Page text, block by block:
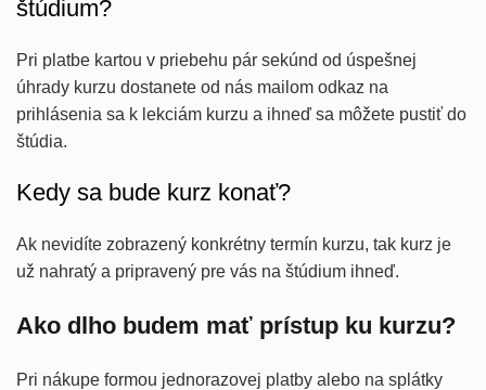
štúdium?
Pri platbe kartou v priebehu pár sekúnd od úspešnej
úhrady kurzu dostanete od nás mailom odkaz na
prihlásenia sa k lekciám kurzu a ihneď sa môžete pustiť do
štúdia.
Kedy sa bude kurz konať?
Ak nevidíte zobrazený konkrétny termín kurzu, tak kurz je
už nahratý a pripravený pre vás na štúdium ihneď.
Ako dlho budem mať prístup ku kurzu?
Pri nákupe formou jednorazovej platby alebo na splátky